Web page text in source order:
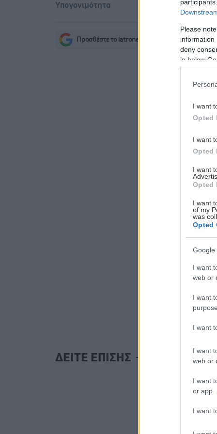
Please
information
deny
in below
I want
Opted
I want
Opted
I want
Opted
I want
of my
was
Opted
Google
I want
web or
I want
I want
I want
web or
I want
or app.
I want
Υπογονιμότητα
Προσθέστε το iatronet.gr στο Discover
ΔΕΙΤΕ ΕΠΙΣΗΣ